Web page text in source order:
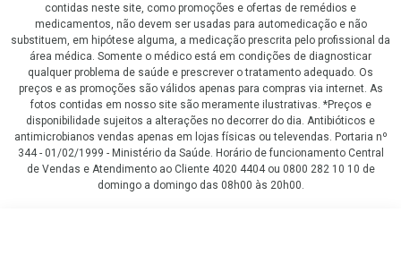
contidas neste site, como promoções e ofertas de remédios e
medicamentos, não devem ser usadas para automedicação e não
substituem, em hipótese alguma, a medicação prescrita pelo profissional da
área médica. Somente o médico está em condições de diagnosticar
qualquer problema de saúde e prescrever o tratamento adequado. Os
preços e as promoções são válidos apenas para compras via internet. As
fotos contidas em nosso site são meramente ilustrativas. *Preços e
disponibilidade sujeitos a alterações no decorrer do dia. Antibióticos e
antimicrobianos vendas apenas em lojas físicas ou televendas. Portaria nº
344 - 01/02/1999 - Ministério da Saúde. Horário de funcionamento Central
de Vendas e Atendimento ao Cliente 4020 4404 ou 0800 282 10 10 de
domingo a domingo das 08h00 às 20h00.